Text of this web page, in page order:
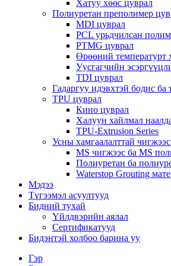
Хатуу хөөс цуврал
Полиуретан преполимер
MDI цуврал
PCL урьдчилсан
PTMG цуврал
Өрөөний температурт
Уусгагчийн
TDI цуврал
Гадаргуу идэвхтэй бодис
TPU цуврал
Кино цуврал
Халуун хайлмал
TPU-Extrusion Series
Усны хамгаалалттай
MS чигжээс ба MS
Полиуретан ба
Waterstop Grouting
Мэдээ
Түгээмэл асуултууд
Бидний тухай
Үйлдвэрийн аялал
Сертификатууд
Бидэнтэй холбоо барина уу
Гэр